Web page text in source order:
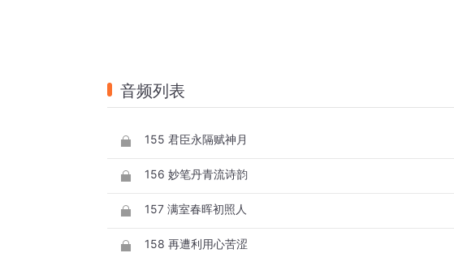
音频列表
155 君臣永隔赋神月
156 妙笔丹青流诗韵
157 满室春晖初照人
158 再遭利用心苦涩